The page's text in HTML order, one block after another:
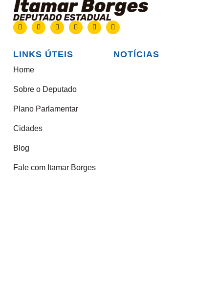
LINKS ÚTEIS
Home
Sobre o Deputado
Plano Parlamentar
Cidades
Blog
Fale com Itamar Borges
NOTÍCIAS